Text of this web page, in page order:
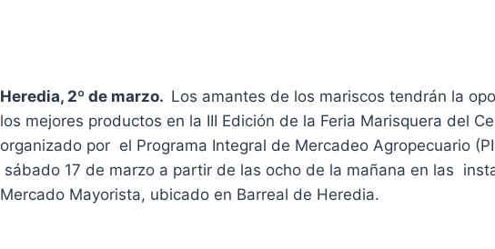
Heredia, 2º de marzo. Los amantes de los mariscos tendrán la
los mejores productos en la III Edición de la Feria Marisquera del
organizado por el Programa Integral de Mercadeo Agropecuario
sábado 17 de marzo a partir de las ocho de la mañana en las
Mercado Mayorista, ubicado en Barreal de Heredia.